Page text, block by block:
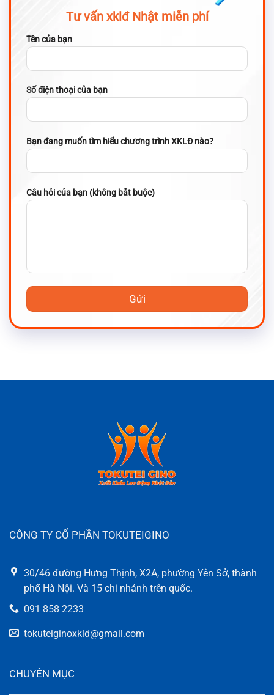
Tư vấn xklđ Nhật miễn phí
Tên của bạn
Số điện thoại của bạn
Bạn đang muốn tìm hiểu chương trình XKLĐ nào?
Câu hỏi của bạn (không bắt buộc)
CÔNG TY CỔ PHẦN TOKUTEIGINO
30/46 đường Hưng Thịnh, X2A, phường Yên Sở, thành
phố Hà Nội. Và 15 chi nhánh trên quốc.
091 858 2233
tokuteiginoxkld@gmail.com
CHUYÊN MỤC